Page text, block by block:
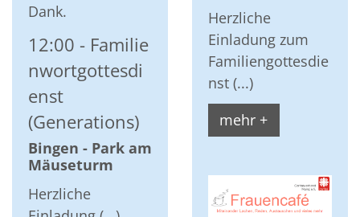
Dank.
12:00
Familie
nwortgottesdi
enst
(Generations)
Bingen - Park am
Mäuseturm
Herzliche
Herzliche
Einladung zum
Familiengottesdie
nst (...)
mehr +